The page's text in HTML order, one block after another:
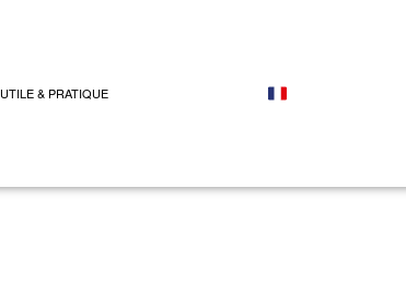
UTILE & PRATIQUE